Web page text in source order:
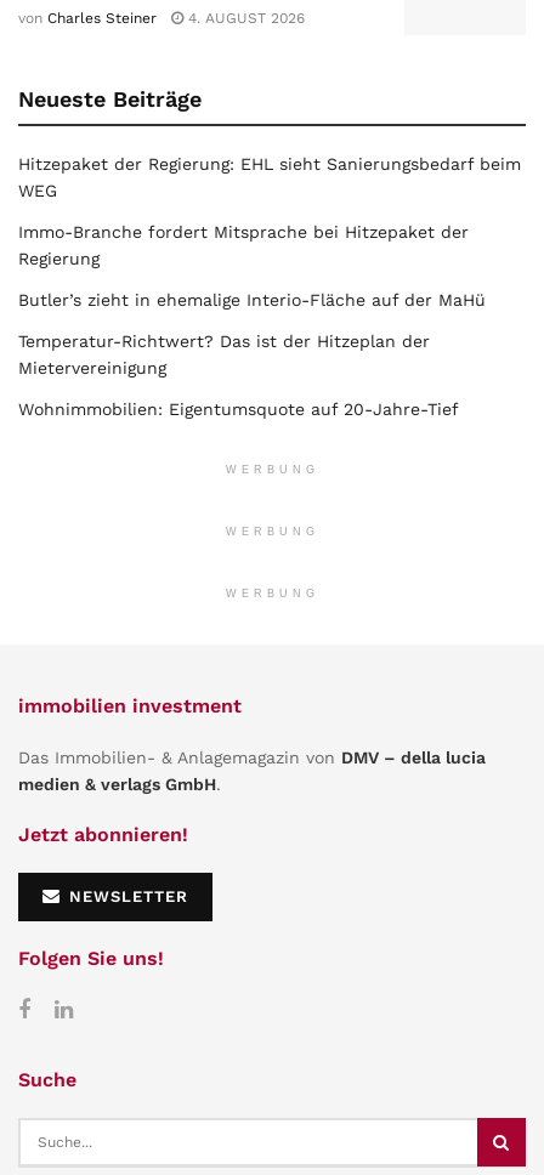
von Charles Steiner 4. AUGUST 2026
Neueste Beiträge
Hitzepaket der Regierung: EHL sieht Sanierungsbedarf beim
WEG
Immo-Branche fordert Mitsprache bei Hitzepaket der
Regierung
Butler’s zieht in ehemalige Interio-Fläche auf der MaHü
Temperatur-Richtwert? Das ist der Hitzeplan der
Mietervereinigung
Wohnimmobilien: Eigentumsquote auf 20-Jahre-Tief
WERBUNG
WERBUNG
WERBUNG
immobilien investment
Das Immobilien- & Anlagemagazin von DMV – della lucia
medien & verlags GmbH.
Jetzt abonnieren!
NEWSLETTER
Folgen Sie uns!
Suche